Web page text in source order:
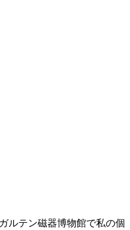
ルテン磁器博物館で私の個